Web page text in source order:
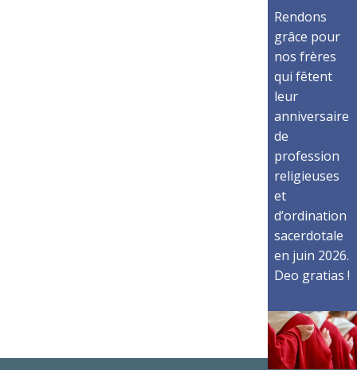
Rendons
grâce pour
nos frères
qui fêtent
leur
anniversaire
de
profession
religieuses
et
d’ordination
sacerdotale
en juin 2026.
Deo gratias !